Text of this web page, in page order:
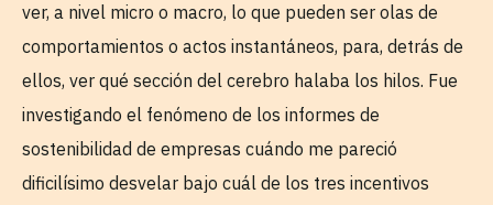
ver, a nivel micro o macro, lo que pueden ser olas de
comportamientos o actos instantáneos, para, detrás de
ellos, ver qué sección del cerebro halaba los hilos. Fue
investigando el fenómeno de los informes de
sostenibilidad de empresas cuándo me pareció
dificilísimo desvelar bajo cuál de los tres incentivos